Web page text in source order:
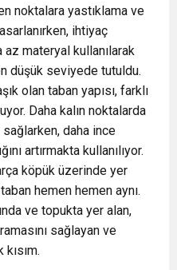
noktalara yastıklama ve
ihtiyaç
materyal kullanılarak
düşük seviyede tutuldu.
olan taban yapısı, farklı
Daha kalın noktalarda
daha ince
artırmakta kullanılıyor.
köpük üzerinde yer
hemen hemen aynı.
ve topukta yer alan,
sağlayan ve
kısım.